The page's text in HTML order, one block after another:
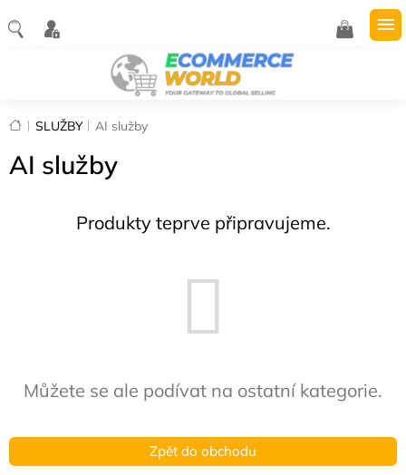
na
obsah
NÁKUPNÍ
Domů
SLUŽBY AI služby
AI služby
Produkty teprve připravujeme.
Můžete se ale podívat na ostatní kategorie.
Zpět do obchodu